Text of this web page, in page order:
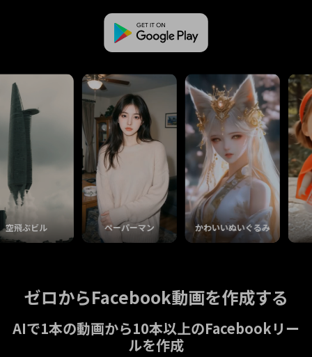
ぶビル ペーパーマン かわいいぬいぐるみ 漫
ゼロからFacebook動画を作成する
AIで1本の動画から10本以上のFacebookリー
ルを作成